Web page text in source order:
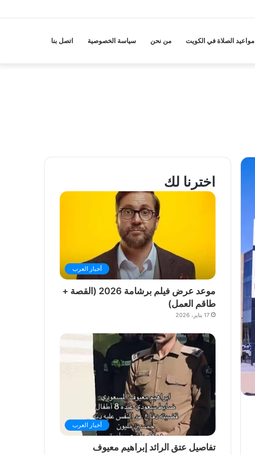
مواعيد الصلاة في الكويت من نحن سياسة الخصوصية اتصل بنا
اخترنا لك
أخبار العرب
موعد عرض فيلم برشامة 2026 (القصة +
طاقم العمل)
17 يناير، 2026
أخبار العرب
تفاصيل عتق الرائد إبراهيم معيوف